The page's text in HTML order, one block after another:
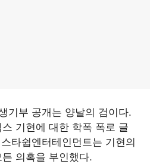
기부 공개는 양날의 검이다.
기현에 대한 학폭 폭로 글
타쉽엔터테인먼트는 기현의
의혹을 부인했다.